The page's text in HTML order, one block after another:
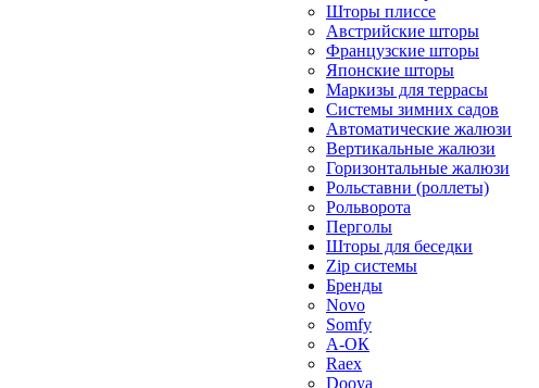
Шторы плиссе
Австрийские шторы
Французские шторы
Японские шторы
Маркизы для террасы
Системы зимних садов
Автоматические жалюзи
Вертикальные жалюзи
Горизонтальные жалюзи
Рольставни (роллеты)
Рольворота
Перголы
Шторы для беседки
Zip системы
Бренды
Novo
Somfy
А-ОК
Raex
Dooya